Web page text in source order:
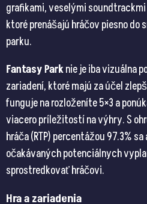
grafikami, veselými
ktoré prenášajú hráčov piesno do
parku.
Fantasy Parknie je iba vizuálna
zariadení, ktoré majú za účel
funguje na rozloženíte 5×3 a
viacero príležitostí na výhry. S
hráča (RTP) percentážou 97.3%
očakávaných potenciálnych
sprostredkovať hráčovi​​.
Hra a zariadenia